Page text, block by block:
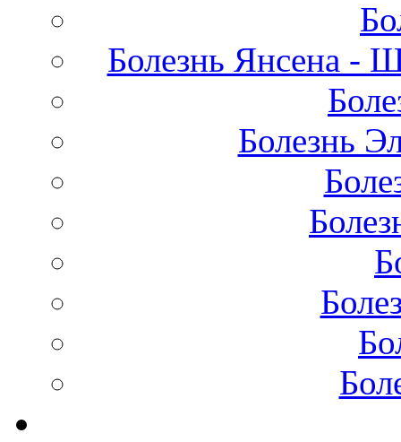
Болезнь Янсена -
Болезнь